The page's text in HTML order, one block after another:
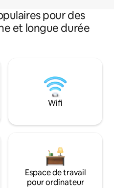
pour des
et longue durée
Wifi
Espace de travail
pour ordinateur